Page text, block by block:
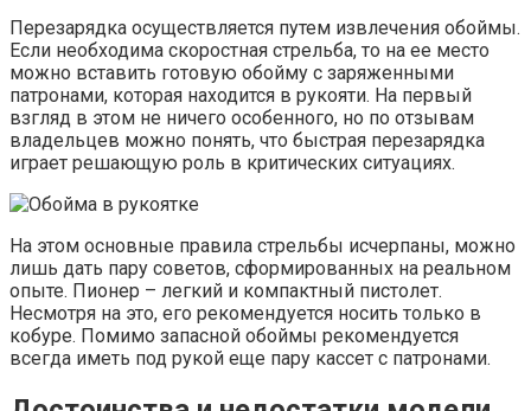
Перезарядка осуществляется путем извлечения обоймы.
Если необходима скоростная стрельба, то на ее место
можно вставить готовую обойму с заряженными
патронами, которая находится в рукояти. На первый
взгляд в этом не ничего особенного, но по отзывам
владельцев можно понять, что быстрая перезарядка
играет решающую роль в критических ситуациях.
На этом основные правила стрельбы исчерпаны, можно
лишь дать пару советов, сформированных на реальном
опыте. Пионер – легкий и компактный пистолет.
Несмотря на это, его рекомендуется носить только в
кобуре. Помимо запасной обоймы рекомендуется
всегда иметь под рукой еще пару кассет с патронами.